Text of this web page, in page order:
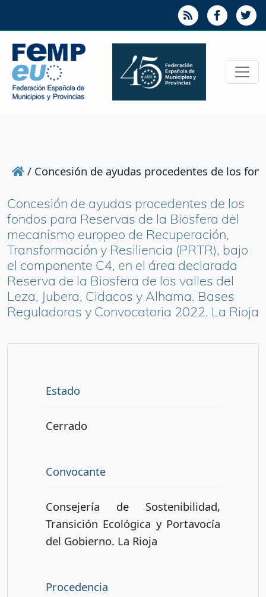
/ Concesión de ayudas procedentes de los
Concesión de ayudas procedentes de los
fondos para Reservas de la Biosfera del
mecanismo europeo de Recuperación,
Transformación y Resiliencia (PRTR), bajo
el componente C4, en el área declarada
Reserva de la Biosfera de los valles del
Leza, Jubera, Cidacos y Alhama. Bases
Reguladoras y Convocatoria 2022. La Rioja
Estado
Cerrado
Convocante
Consejería de Sostenibilidad,
Transición Ecológica y Portavocía
del Gobierno. La Rioja
Procedencia